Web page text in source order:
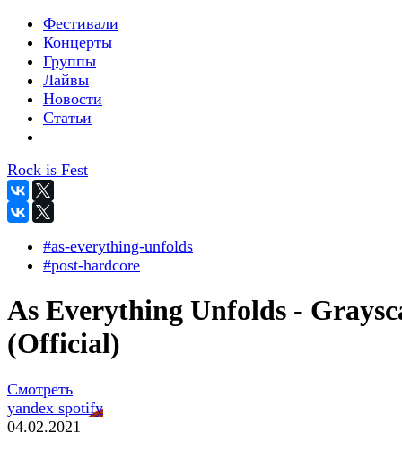
Фестивали
Концерты
Группы
Лайвы
Новости
Статьи
Rock is Fest
#as-everything-unfolds
#post-hardcore
As Everything Unfolds -
(Official)
Смотреть
yandex spotify
04.02.2021